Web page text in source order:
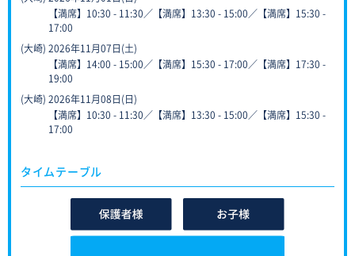
【満席】10:30 - 11:30／【満席】13:30 - 15:00／【満席】15:30 -
17:00
(大崎) 2026年11月07日(土)
【満席】14:00 - 15:00／【満席】15:30 - 17:00／【満席】17:30 -
19:00
(大崎) 2026年11月08日(日)
【満席】10:30 - 11:30／【満席】13:30 - 15:00／【満席】15:30 -
17:00
タイムテーブル